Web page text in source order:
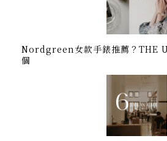
Nordgreen女款手錶推薦？THE
個